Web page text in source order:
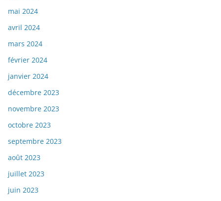
mai 2024
avril 2024
mars 2024
février 2024
janvier 2024
décembre 2023
novembre 2023
octobre 2023
septembre 2023
août 2023
juillet 2023
juin 2023